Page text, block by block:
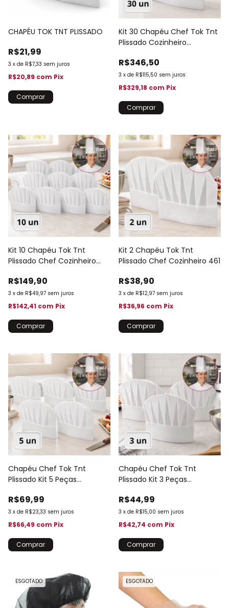
CHAPÉU TOK TNT PLISSADO
R$21,99
3 x de R$7,33 sem juros
R$20,89 com Pix
Kit 30 Chapéu Chef Tok Tnt
Plissado Cozinheiro
R$346,50
3 x de R$115,50 sem juros
R$329,18 com Pix
Kit 10 Chapéu Tok Tnt
Plissado Chef Cozinheiro
R$149,90
3 x de R$49,97 sem juros
R$142,41 com Pix
Kit 2 Chapéu Tok Tnt
Plissado Chef Cozinheiro 461
R$38,90
3 x de R$12,97 sem juros
R$36,96 com Pix
Chapéu Chef Tok Tnt
Plissado Kit 5 Peças
R$69,99
3 x de R$23,33 sem juros
R$66,49 com Pix
Chapéu Chef Tok Tnt
Plissado Kit 3 Peças
R$44,99
3 x de R$15,00 sem juros
R$42,74 com Pix
ESGOTADO ESGOTADO